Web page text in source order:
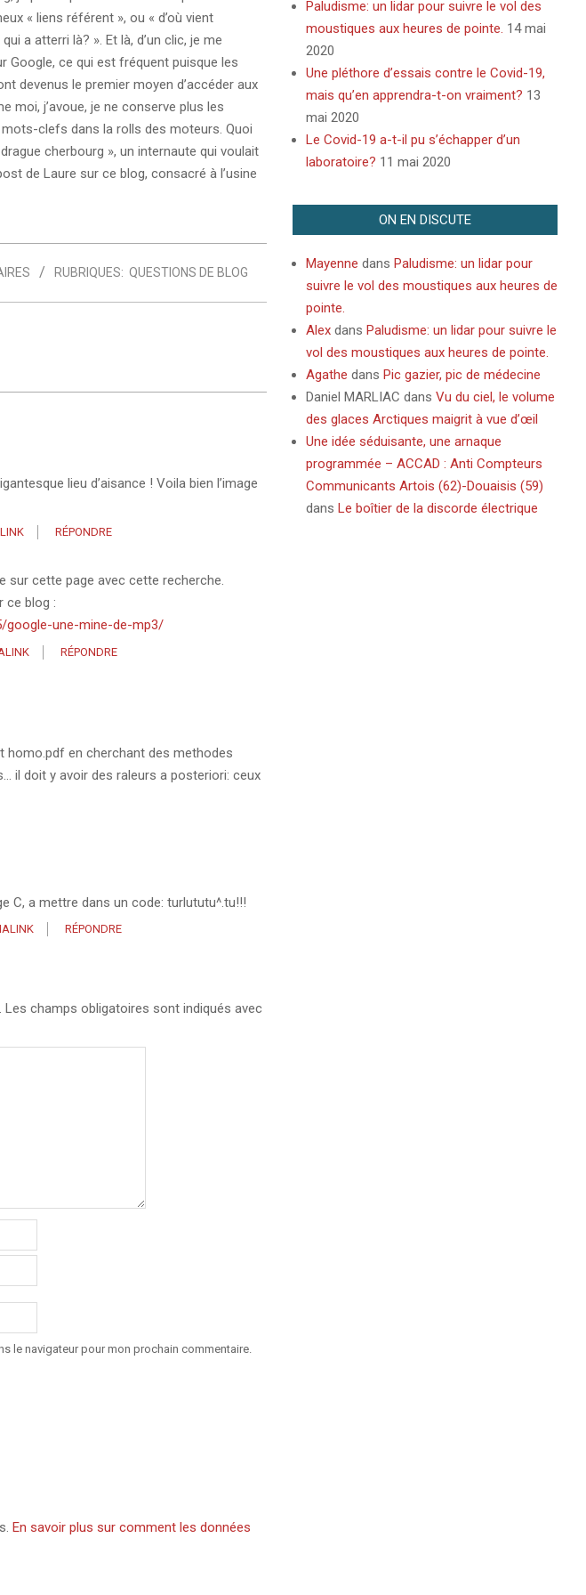
« liens référent », ou « d’où vient
qui a atterri là? ». Et là, d’un clic, je me
Google, ce qui est fréquent puisque les
devenus le premier moyen d’accéder aux
moi, j’avoue, je ne conserve plus les
clefs dans la rolls des moteurs. Quoi
cherbourg », un internaute qui voulait
de Laure sur ce blog, consacré à l’usine
RUBRIQUES: QUESTIONS DE BLOG
lieu d’aisance ! Voila bien l’image
RÉPONDRE
sur cette page avec cette recherche.
ce blog :
google-une-mine-de-mp3/
RÉPONDRE
en cherchant des methodes
il doit y avoir des raleurs a posteriori: ceux
C, a mettre dans un code: turlututu^.tu!!!
RÉPONDRE
Les champs obligatoires sont indiqués avec
le navigateur pour mon prochain commentaire.
En savoir plus sur comment les données
Paludisme: un lidar pour suivre le vol des
moustiques aux heures de pointe. 14 mai
2020
Une pléthore d’essais contre le Covid-19,
mais qu’en apprendra-t-on vraiment? 13
mai 2020
Le Covid-19 a-t-il pu s’échapper d’un
laboratoire? 11 mai 2020
ON EN DISCUTE
Mayenne dans Paludisme: un lidar pour
suivre le vol des moustiques aux heures de
pointe.
Alexdans Paludisme: un lidar pour suivre le
vol des moustiques aux heures de pointe.
Agathe dans Pic gazier, pic de médecine
Daniel MARLIAC dans Vu du ciel, le volume
des glaces Arctiques maigrit à vue d’œil
Une idée séduisante, une arnaque
programmée – ACCAD : Anti Compteurs
Communicants Artois (62)-Douaisis (59)
dans Le boîtier de la discorde électrique